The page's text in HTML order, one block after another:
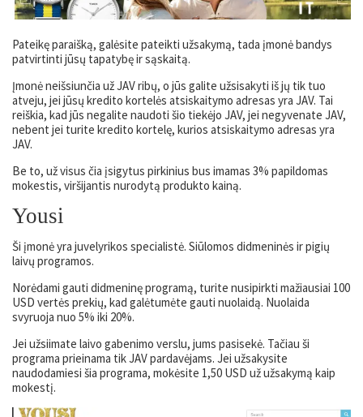
Pateikę paraišką, galėsite pateikti užsakymą, tada įmonė bandys
patvirtinti jūsų tapatybę ir sąskaitą.
Įmonė neišsiunčia už JAV ribų, o jūs galite užsisakyti iš jų tik tuo
atveju, jei jūsų kredito kortelės atsiskaitymo adresas yra JAV. Tai
reiškia, kad jūs negalite naudoti šio tiekėjo JAV, jei negyvenate JAV,
nebent jei turite kredito kortelę, kurios atsiskaitymo adresas yra
JAV.
Be to, už visus čia įsigytus pirkinius bus imamas 3% papildomas
mokestis, viršijantis nurodytą produkto kainą.
Yousi
Ši įmonė yra juvelyrikos specialistė. Siūlomos didmeninės ir pigių
laivų programos.
Norėdami gauti didmeninę programą, turite nusipirkti mažiausiai 100
USD vertės prekių, kad galėtumėte gauti nuolaidą. Nuolaida
svyruoja nuo 5% iki 20%.
Jei užsiimate laivo gabenimo verslu, jums pasisekė. Tačiau ši
programa prieinama tik JAV pardavėjams. Jei užsakysite
naudodamiesi šia programa, mokėsite 1,50 USD už užsakymą kaip
mokestį.